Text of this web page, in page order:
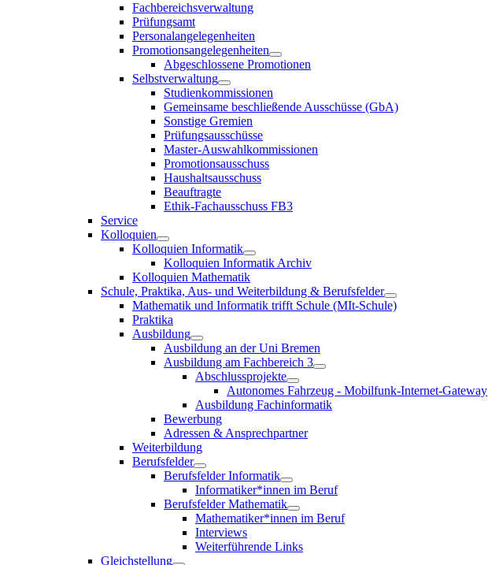
Fachbereichsverwaltung
Prüfungsamt
Personalangelegenheiten
Promotionsangelegenheiten
Abgeschlossene Promotionen
Selbstverwaltung
Studienkommissionen
Gemeinsame beschließende Ausschüsse (GbA)
Sonstige Gremien
Prüfungsausschüsse
Master-Auswahlkommissionen
Promotionsausschuss
Haushaltsausschuss
Beauftragte
Ethik-Fachausschuss FB3
Service
Kolloquien
Kolloquien Informatik
Kolloquien Informatik Archiv
Kolloquien Mathematik
Schule, Praktika, Aus- und Weiterbildung & Berufsfelder
Mathematik und Informatik trifft Schule (MIt-Schule)
Praktika
Ausbildung
Ausbildung an der Uni Bremen
Ausbildung am Fachbereich 3
Abschlussprojekte
Autonomes Fahrzeug - Mobilfunk-Internet-Gateway
Ausbildung Fachinformatik
Bewerbung
Adressen & Ansprechpartner
Weiterbildung
Berufsfelder
Berufsfelder Informatik
Informatiker*innen im Beruf
Berufsfelder Mathematik
Mathematiker*innen im Beruf
Interviews
Weiterführende Links
Gleichstellung